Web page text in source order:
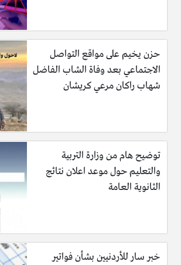
حزن يخيم على مواقع التواصل
الاجتماعي بعد وفاة الشاب الفاضل
شهاب راكان مرعي كريشان
توضيح هام من وزارة التربية
والتعليم حول موعد اعلان نتائج
الثانوية العامة
خبر سار للأردنيين بشأن فواتير